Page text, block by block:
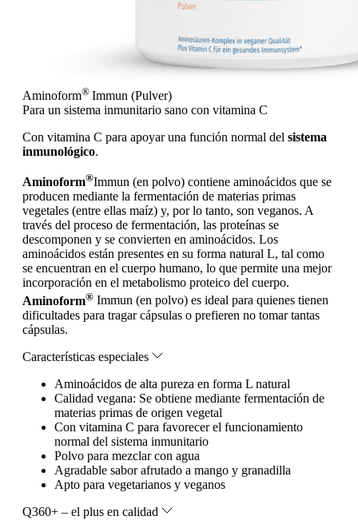
Aminoform® Immun (Pulver)
Para un sistema inmunitario sano con vitamina C
Con vitamina C para apoyar una función normal del sistema
inmunológico.
Aminoform®Immun (en polvo) contiene aminoácidos que se
producen mediante la fermentación de materias primas
vegetales (entre ellas maíz) y, por lo tanto, son veganos. A
través del proceso de fermentación, las proteínas se
descomponen y se convierten en aminoácidos. Los
aminoácidos están presentes en su forma natural L, tal como
se encuentran en el cuerpo humano, lo que permite una mejor
incorporación en el metabolismo proteico del cuerpo.
Aminoform® Immun (en polvo) es ideal para quienes tienen
dificultades para tragar cápsulas o prefieren no tomar tantas
cápsulas.
Características especiales
Aminoácidos de alta pureza en forma L natural
Calidad vegana: Se obtiene mediante fermentación de
materias primas de origen vegetal
Con vitamina C para favorecer el funcionamiento
normal del sistema inmunitario
Polvo para mezclar con agua
Agradable sabor afrutado a mango y granadilla
Apto para vegetarianos y veganos
Q360+ – el plus en calidad